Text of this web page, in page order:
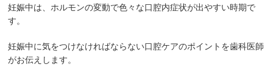
妊娠中は、ホルモンの変動で色々な口腔内症状が出やすい時期で
す。
妊娠中に気をつけなければならない口腔ケアのポイントを歯科医師
がお伝えします。